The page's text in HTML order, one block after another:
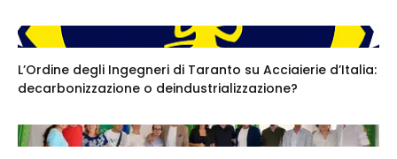
L’Ordine degli Ingegneri di Taranto su Acciaierie d’Italia:
decarbonizzazione o deindustrializzazione?